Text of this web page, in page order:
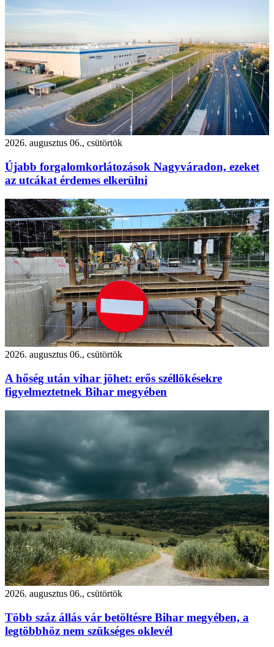
2026. augusztus 06., csütörtök
Újabb forgalomkorlátozások Nagyváradon, ezeket
az utcákat érdemes elkerülni
2026. augusztus 06., csütörtök
A hőség után vihar jöhet: erős széllökésekre
figyelmeztetnek Bihar megyében
2026. augusztus 06., csütörtök
Több száz állás vár betöltésre Bihar megyében, a
legtöbbhöz nem szükséges oklevél